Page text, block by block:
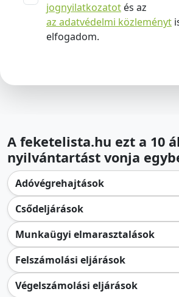
jognyilatkozatot és az
az adatvédelmi közleményt
elfogadom.
A feketelista.hu ezt a 10
nyilvántartást vonja
Adóvégrehajtások
Csődeljárások
Munkaügyi elmarasztalások
Felszámolási eljárások
Végelszámolási eljárások